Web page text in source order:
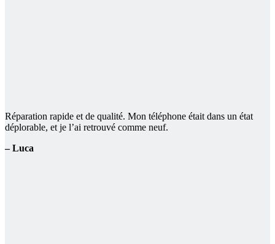
Réparation rapide et de qualité. Mon téléphone était dans un état
déplorable, et je l’ai retrouvé comme neuf.
– Luca